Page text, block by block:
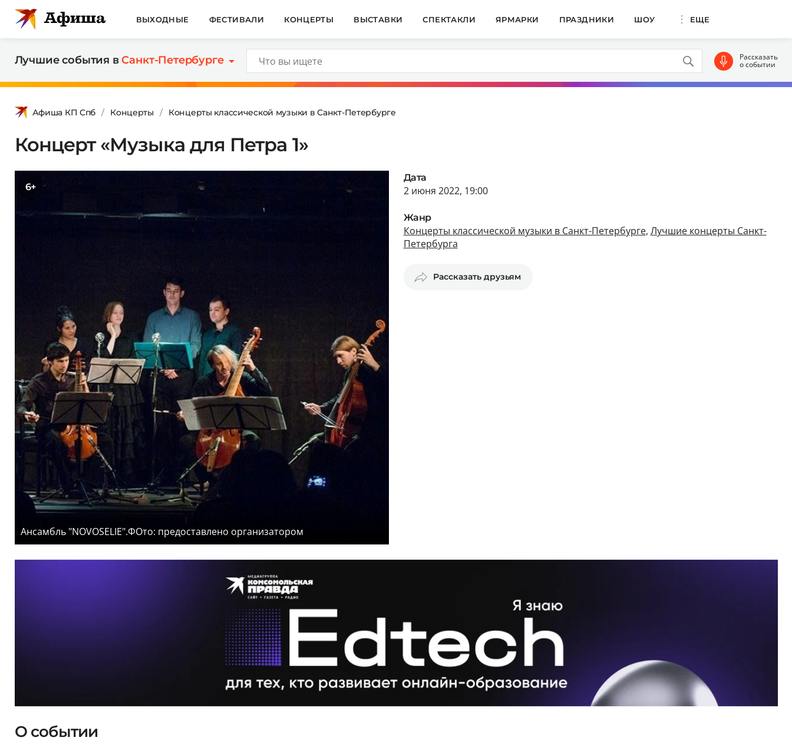
ВЫХОДНЫЕ ФЕСТИВАЛИ КОНЦЕРТЫ ВЫСТАВКИ СПЕКТАКЛИ ЯРМАРКИ ПРАЗДНИКИ ШОУ ЕЩЕ
Лучшие события вСанкт-Петербурге Рассказать
о событии
Афиша КП Спб Концерты Концерты классической музыки в Санкт-Петербурге
Концерт «Музыка для Петра 1»
6+
Ансамбль "NOVOSELIE".ФОто: предоставлено организатором
Дата
2 июня 2022, 19:00
Жанр
Концерты классической музыки в Санкт-Петербурге, Лучшие концерты Санкт-
Петербурга
Рассказать друзьям
О событии